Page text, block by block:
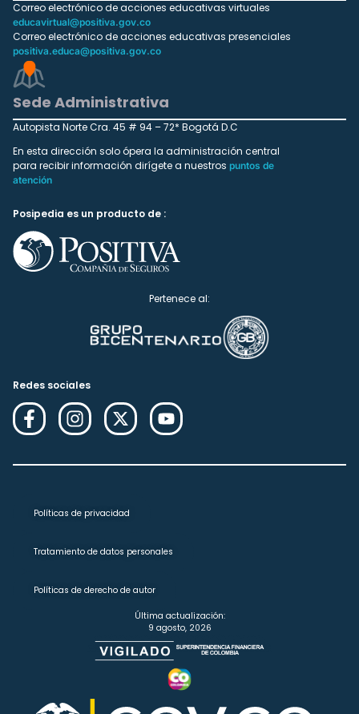
Correo electrónico de acciones educativas virtuales
educavirtual@positiva.gov.co
Correo electrónico de acciones educativas presenciales
positiva.educa@positiva.gov.co
Sede Administrativa
Autopista Norte Cra. 45 # 94 – 72* Bogotá D.C
En esta dirección solo ópera la administración central
para recibir información dirígete a nuestros puntos de
atención
Posipedia es un producto de :
Pertenece al:
Redes sociales
Políticas de privacidad
Tratamiento de datos personales
Políticas de derecho de autor
Última actualización:
9 agosto, 2026